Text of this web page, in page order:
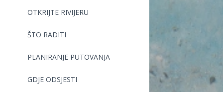
OTKRIJTE RIVIJERU
ŠTO RADITI
PLANIRANJE PUTOVANJA
GDJE ODSJESTI